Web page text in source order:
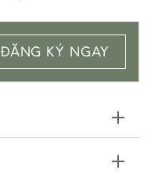
ĐĂNG KÝ NGAY